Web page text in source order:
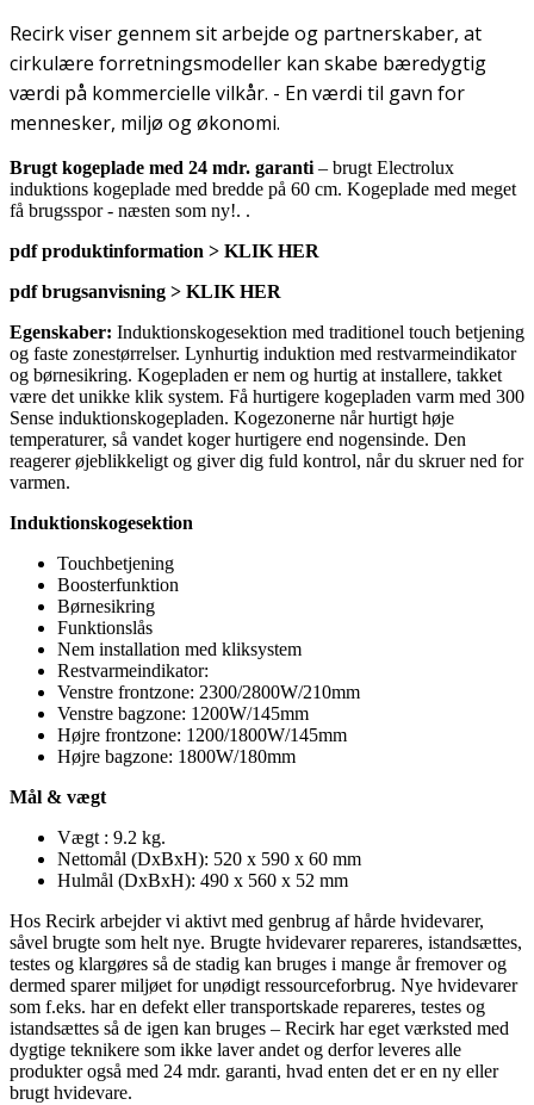
Recirk viser gennem sit arbejde og partnerskaber, at
cirkulære forretningsmodeller kan skabe bæredygtig
værdi på kommercielle vilkår. - En værdi til gavn for
mennesker, miljø og økonomi.
Brugt kogeplade med 24 mdr. garanti – brugt Electrolux
induktions kogeplade med bredde på 60 cm. Kogeplade med meget
få brugsspor - næsten som ny!. .
pdf produktinformation > KLIK HER
pdf brugsanvisning > KLIK HER
Egenskaber: Induktionskogesektion med traditionel touch betjening
og faste zonestørrelser. Lynhurtig induktion med restvarmeindikator
og børnesikring. Kogepladen er nem og hurtig at installere, takket
være det unikke klik system. Få hurtigere kogepladen varm med 300
Sense induktionskogepladen. Kogezonerne når hurtigt høje
temperaturer, så vandet koger hurtigere end nogensinde. Den
reagerer øjeblikkeligt og giver dig fuld kontrol, når du skruer ned for
varmen.
Induktionskogesektion
Touchbetjening
Boosterfunktion
Børnesikring
Funktionslås
Nem installation med kliksystem
Restvarmeindikator:
Venstre frontzone: 2300/2800W/210mm
Venstre bagzone: 1200W/145mm
Højre frontzone: 1200/1800W/145mm
Højre bagzone: 1800W/180mm
Mål & vægt
Vægt : 9.2 kg.
Nettomål (DxBxH): 520 x 590 x 60 mm
Hulmål (DxBxH): 490 x 560 x 52 mm
Hos Recirk arbejder vi aktivt med genbrug af hårde hvidevarer,
såvel brugte som helt nye. Brugte hvidevarer repareres, istandsættes,
testes og klargøres så de stadig kan bruges i mange år fremover og
dermed sparer miljøet for unødigt ressourceforbrug. Nye hvidevarer
som f.eks. har en defekt eller transportskade repareres, testes og
istandsættes så de igen kan bruges – Recirk har eget værksted med
dygtige teknikere som ikke laver andet og derfor leveres alle
produkter også med 24 mdr. garanti, hvad enten det er en ny eller
brugt hvidevare.